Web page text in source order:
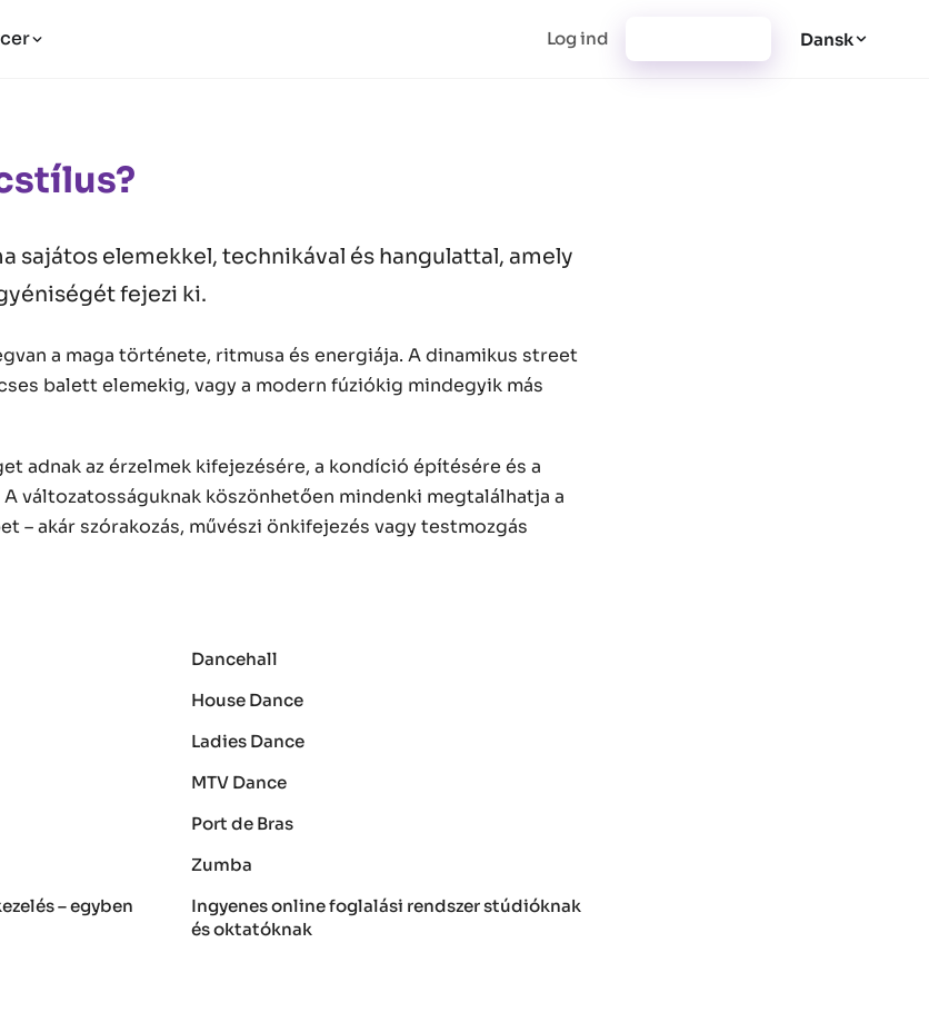
Log ind Dansk
sajátos elemekkel, technikával és hangulattal, amely
fejezi ki.
a maga története, ritmusa és energiája. A dinamikus street
balett elemekig, vagy a modern fúziókig mindegyik más
adnak az érzelmek kifejezésére, a kondíció építésére és a
változatosságuknak köszönhetően mindenki megtalálhatja a
– akár szórakozás, művészi önkifejezés vagy testmozgás
Dancehall
House Dance
Ladies Dance
MTV Dance
Port de Bras
Zumba
– egyben
Ingyenes online foglalási rendszer stúdióknak
és oktatóknak